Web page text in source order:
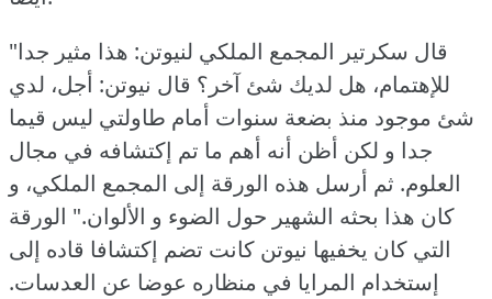
"قال سكرتير المجمع الملكي لنيوتن: هذا مثير جدا
للإهتمام، هل لديك شئ آخر؟ قال نيوتن: أجل، لدي
شئ موجود منذ بضعة سنوات أمام طاولتي ليس قيما
جدا و لكن أظن أنه أهم ما تم إكتشافه في مجال
العلوم. ثم أرسل هذه الورقة إلى المجمع الملكي، و
كان هذا بحثه الشهير حول الضوء و الألوان." الورقة
التي كان يخفيها نيوتن كانت تضم إكتشافا قاده إلى
إستخدام المرايا في منظاره عوضا عن العدسات.